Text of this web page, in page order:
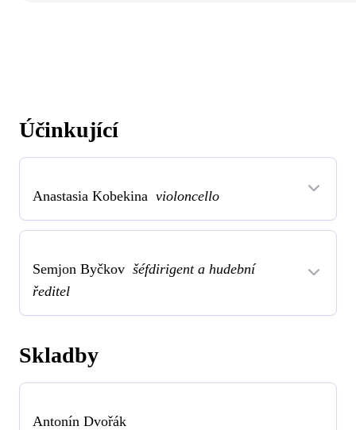
Účinkující
Anastasia Kobekina violoncello
Semjon Byčkov šéfdirigent a hudební
ředitel
Skladby
Antonín Dvořák